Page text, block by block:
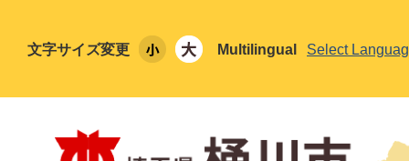
文字サイズ変更 Multilingual Select